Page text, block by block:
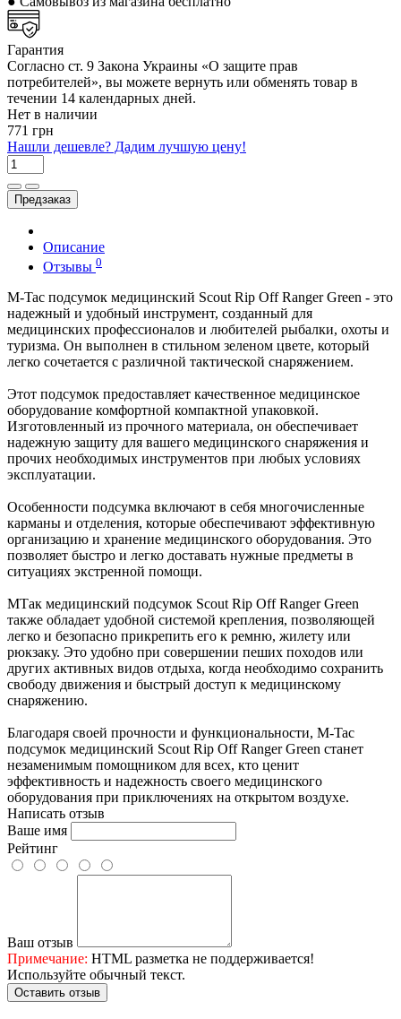
Гарантия
Согласно ст. 9 Закона Украины «О защите прав
потребителей», вы можете вернуть или обменять товар в
течении 14 календарных дней.
Нет в наличии
771 грн
Нашли дешевле? Дадим лучшую цену!
Предзаказ
Описание
Отзывы 0
M-Tac подсумок медицинский Scout Rip Off Ranger Green - это
надежный и удобный инструмент, созданный для
медицинских профессионалов и любителей рыбалки, охоты и
туризма. Он выполнен в стильном зеленом цвете, который
легко сочетается с различной тактической снаряжением.
Этот подсумок предоставляет качественное медицинское
оборудование комфортной компактной упаковкой.
Изготовленный из прочного материала, он обеспечивает
надежную защиту для вашего медицинского снаряжения и
прочих необходимых инструментов при любых условиях
эксплуатации.
Особенности подсумка включают в себя многочисленные
карманы и отделения, которые обеспечивают эффективную
организацию и хранение медицинского оборудования. Это
позволяет быстро и легко доставать нужные предметы в
ситуациях экстренной помощи.
МТак медицинский подсумок Scout Rip Off Ranger Green
также обладает удобной системой крепления, позволяющей
легко и безопасно прикрепить его к ремню, жилету или
рюкзаку. Это удобно при совершении пеших походов или
других активных видов отдыха, когда необходимо сохранить
свободу движения и быстрый доступ к медицинскому
снаряжению.
Благодаря своей прочности и функциональности, M-Tac
подсумок медицинский Scout Rip Off Ranger Green станет
незаменимым помощником для всех, кто ценит
эффективность и надежность своего медицинского
оборудования при приключениях на открытом воздухе.
Написать отзыв
Ваше имя
Рейтинг
Ваш отзыв
Примечание: HTML разметка не поддерживается!
Используйте обычный текст.
Оставить отзыв